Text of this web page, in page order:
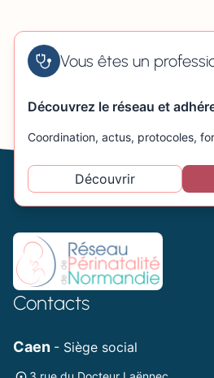
Vous êtes un
Découvrez le réseau et
Coordination, actus, protocoles,
Découvrir
Contacts
Caen - Siège social